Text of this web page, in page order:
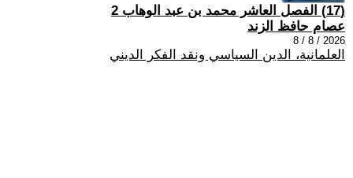
(17) الفصل العاشر محمد بن عبد الوهاب 2
عصام حافظ الزند
2026 / 8 / 8
العلمانية، الدين السياسي ونقد الفكر الديني